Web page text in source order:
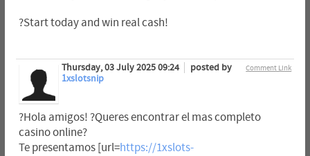
?Start today and win real cash!
Comment Link
Thursday, 03 July 2025 09:24
posted by
1xslotsnip
?Hola amigos! ?Queres encontrar el mas completo
casino online?
Te presentamos [url=https://1xslots-